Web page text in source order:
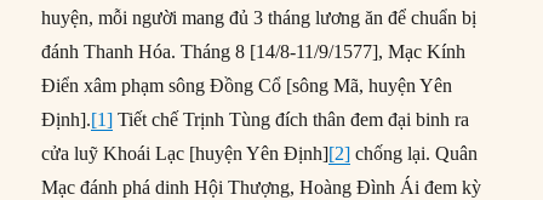
huyện, mỗi người mang đủ 3 tháng lương ăn để chuẩn bị
đánh Thanh Hóa. Tháng 8 [14/8-11/9/1577], Mạc Kính
Điển xâm phạm sông Đồng Cổ [sông Mã, huyện Yên
Định].[1] Tiết chế Trịnh Tùng đích thân đem đại binh ra
cửa luỹ Khoái Lạc [huyện Yên Định][2] chống lại. Quân
Mạc đánh phá dinh Hội Thượng, Hoàng Đình Ái đem kỳ